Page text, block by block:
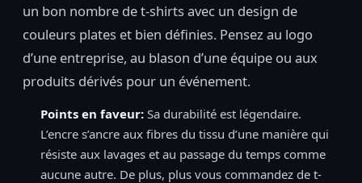
un bon nombre de t-shirts avec un design de
couleurs plates et bien définies. Pensez au logo
d’une entreprise, au blason d’une équipe ou aux
produits dérivés pour un événement.
Points en faveur: Sa durabilité est légendaire.
L’encre s’ancre aux fibres du tissu d’une manière qui
résiste aux lavages et au passage du temps comme
aucune autre. De plus, plus vous commandez de t-